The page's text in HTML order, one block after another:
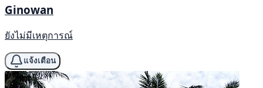
Ginowan
ยังไม่มีเหตุการณ์
แจ้งเตือน